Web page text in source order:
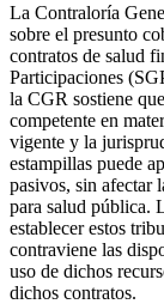
La Contraloría
sobre el presunto
contratos de salud
Participaciones
la CGR sostiene
competente en
vigente y la
estampillas puede
pasivos, sin afectar
para salud pública.
establecer estos
contraviene las
uso de dichos
dichos contratos.